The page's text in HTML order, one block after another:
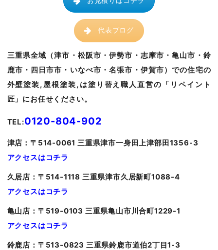
代表ブログ
三重県全域（津市・松阪市・伊勢市・志摩市・亀山市・鈴
鹿市・四日市市・いなべ市・名張市・伊賀市）での住宅の
外壁塗装,屋根塗装,は塗り替え職人直営の「リペイント
匠」にお任せください。
TEL:0120-804-902
津店：〒514-0061 三重県津市一身田上津部田1356-3
アクセスはコチラ
久居店：〒514-1118 三重県津市久居新町1088-4
アクセスはコチラ
亀山店：〒519-0103 三重県亀山市川合町1229-1
アクセスはコチラ
鈴鹿店：〒513-0823 三重県鈴鹿市道伯2丁目1-3